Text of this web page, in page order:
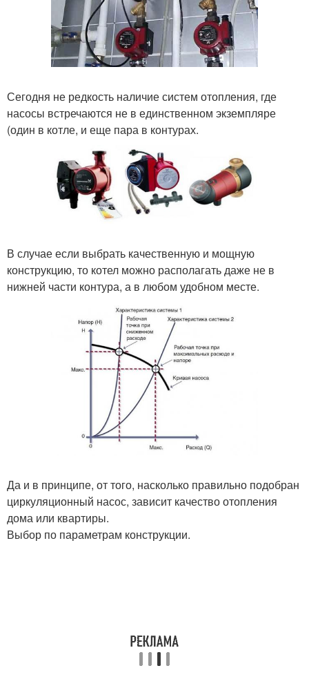
Сегодня не редкость наличие систем отопления, где
насосы встречаются не в единственном экземпляре
(один в котле, и еще пара в контурах.
В случае если выбрать качественную и мощную
конструкцию, то котел можно располагать даже не в
нижней части контура, а в любом удобном месте.
Да и в принципе, от того, насколько правильно подобран
циркуляционный насос, зависит качество отопления
дома или квартиры.
Выбор по параметрам конструкции.